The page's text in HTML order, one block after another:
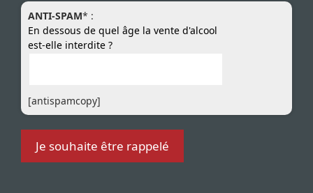
ANTI-SPAM* :
En dessous de quel âge la vente d'alcool
est-elle interdite ?
[antispamcopy]